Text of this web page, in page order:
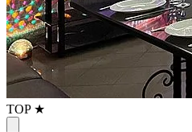
TOP ★